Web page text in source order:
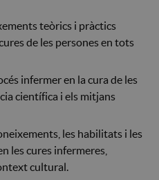
teòrics i pràctics
de les persones en tots
infermer en la cura de les
científica i els mitjans
les habilitats i les
les cures infermeres,
cultural.